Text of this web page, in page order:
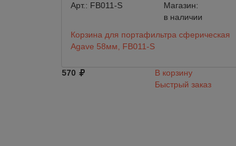
Арт.: FB011-S
Магазин:
в наличии
Корзина для портафильтра сферическая
Agave 58мм, FB011-S
570
В корзину
Быстрый заказ